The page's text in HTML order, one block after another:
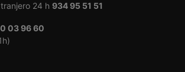
24 h 934 95 51 51
03 96 60